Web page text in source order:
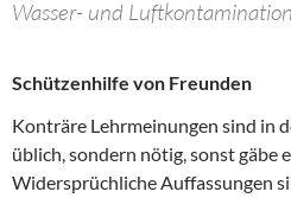
Wasser- und
Schützenhilfe von Freunden
Konträre Lehrmeinungen sind in
üblich, sondern nötig, sonst gäbe
Widersprüchliche Auffassungen